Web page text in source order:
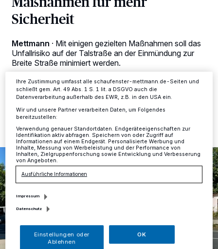
Sicherheit
Mettmann · Mit einigen gezielten Maßnahmen soll das
Unfallrisiko auf der Talstraße an der Einmündung zur
Breite Straße minimiert werden.
Tracking-Technologien für die unter „Wir und unsere Partner
verarbeiten Daten, um Ihnen Dienste bereitzustellen“ aufgeführten
Zwecke. Wenn Tracker deaktiviert sind, sind manche Inhalte und
ändern oder Ihre Einwilligung zu widerrufen, indem Sie auf den Link
Einstellungen oder Ablehnen am unteren Rand der Webseite klicken.
Ihre Einstellungen gelten innerhalb unseres Website. Weitere
Ihre Zustimmung umfasst alle schaufenster-mettmann.de-Seiten und
schließt gem. Art. 49 Abs. 1 S. 1 lit. a DSGVO auch die
Datenverarbeitung außerhalb des EWR, z.B. in den USA ein.
Wir und unsere Partner verarbeiten Daten, um Folgendes
bereitzustellen:
Verwendung genauer Standortdaten. Endgeräteeigenschaften zur
Identifikation aktiv abfragen. Speichern von oder Zugriff auf
Informationen auf einem Endgerät. Personalisierte Werbung und
Inhalte, Messung von Werbeleistung und der Performance von
Inhalten, Zielgruppenforschung sowie Entwicklung und Verbesserung
von Angeboten.
Ausführliche Informationen
Impressum
Datenschutz
Einstellungen oder
Ablehnen
OK